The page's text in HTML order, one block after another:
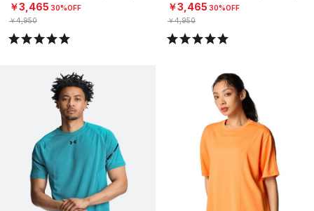
￥3,465 30%OFF
￥4,950
￥3,465 30%OFF
￥4,950